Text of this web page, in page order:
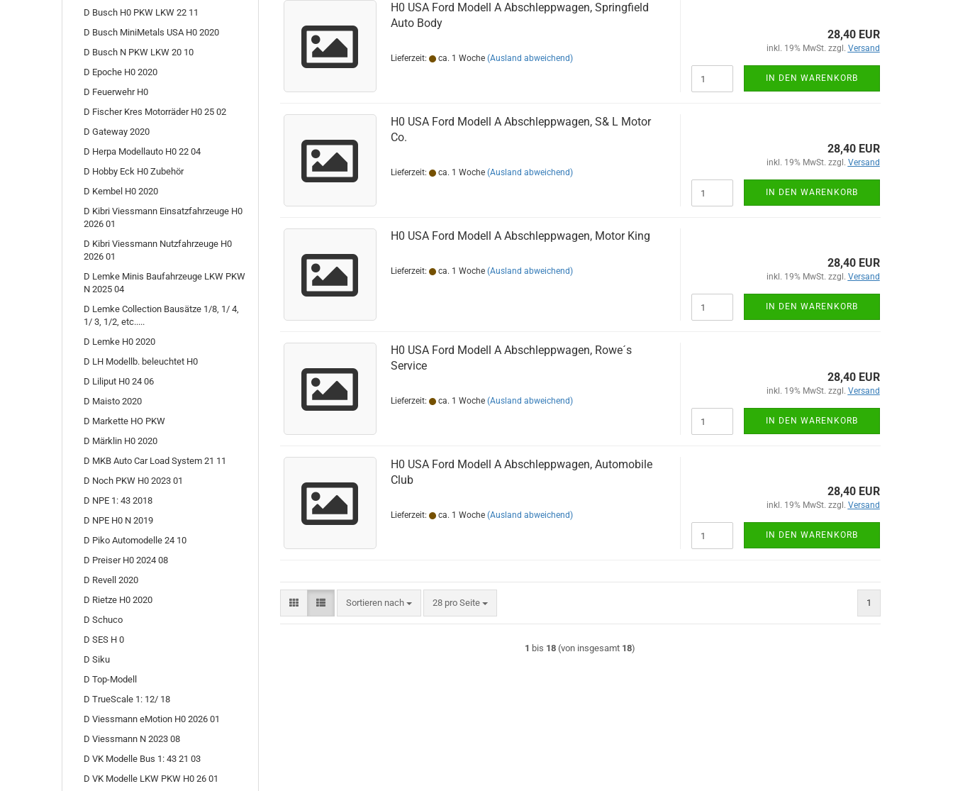
H0 USA Ford Modell A Abschleppwagen, Springfield
Auto Body
Lieferzeit: ca. 1 Woche (Ausland abweichend)
28,40 EUR
inkl. 19% MwSt. zzgl. Versand
IN DEN WARENKORB
H0 USA Ford Modell A Abschleppwagen, S& L Motor
Co.
Lieferzeit: ca. 1 Woche (Ausland abweichend)
28,40 EUR
inkl. 19% MwSt. zzgl. Versand
IN DEN WARENKORB
H0 USA Ford Modell A Abschleppwagen, Motor King
Lieferzeit: ca. 1 Woche (Ausland abweichend)
28,40 EUR
inkl. 19% MwSt. zzgl. Versand
IN DEN WARENKORB
H0 USA Ford Modell A Abschleppwagen, Rowe´s
Service
Lieferzeit: ca. 1 Woche (Ausland abweichend)
28,40 EUR
inkl. 19% MwSt. zzgl. Versand
IN DEN WARENKORB
H0 USA Ford Modell A Abschleppwagen, Automobile
Club
Lieferzeit: ca. 1 Woche (Ausland abweichend)
28,40 EUR
inkl. 19% MwSt. zzgl. Versand
IN DEN WARENKORB
Sortieren nach
Sortieren nach 28 pro Seite
pro Seite 1
1 bis 18 (von insgesamt 18)
D Busch H0 PKW LKW 22 11
D Busch MiniMetals USA H0 2020
D Busch N PKW LKW 20 10
D Epoche H0 2020
D Feuerwehr H0
D Fischer Kres Motorräder H0 25 02
D Gateway 2020
D Herpa Modellauto H0 22 04
D Hobby Eck H0 Zubehör
D Kembel H0 2020
D Kibri Viessmann Einsatzfahrzeuge H0
2026 01
D Kibri Viessmann Nutzfahrzeuge H0
2026 01
D Lemke Minis Baufahrzeuge LKW PKW
N 2025 04
D Lemke Collection Bausätze 1/8, 1/ 4,
1/ 3, 1/2, etc.....
D Lemke H0 2020
D LH Modellb. beleuchtet H0
D Liliput H0 24 06
D Maisto 2020
D Markette HO PKW
D Märklin H0 2020
D MKB Auto Car Load System 21 11
D Noch PKW H0 2023 01
D NPE 1: 43 2018
D NPE H0 N 2019
D Piko Automodelle 24 10
D Preiser H0 2024 08
D Revell 2020
D Rietze H0 2020
D Schuco
D SES H 0
D Siku
D Top-Modell
D TrueScale 1: 12/ 18
D Viessmann eMotion H0 2026 01
D Viessmann N 2023 08
D VK Modelle Bus 1: 43 21 03
D VK Modelle LKW PKW H0 26 01